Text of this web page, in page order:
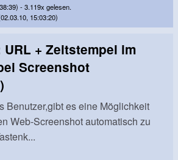
- 3.119x gelesen.
15:03:20)
+ Zeitstempel im
Screenshot
Benutzer,gibt es eine Möglichkeit
Web-Screenshot automatisch zu